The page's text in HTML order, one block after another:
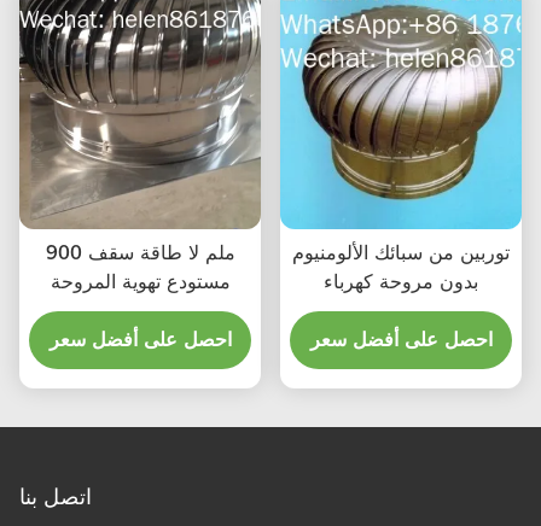
900 ملم لا طاقة سقف
مستودع تهوية المروحة
احصل على أفضل سعر
توربين من سبائك الألومنيوم
بدون مروحة كهرباء
احصل على أفضل سعر
اتصل بنا